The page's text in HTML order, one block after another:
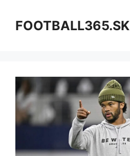
obsahFOOTBALL365.SK